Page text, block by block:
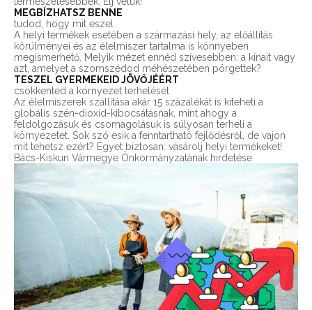
MEGBÍZHATSZ BENNE
tudod, hogy mit eszel
A helyi termékek esetében a származási hely, az előállítás
körülményei és az élelmiszer tartalma is könnyeben
megismerhető. Melyik mézet ennéd szívesebben: a kínait vagy
azt, amelyet a szomszédod méhészetében pörgettek?
TESZEL GYERMEKEID JÖVŐJÉÉRT
csökkented a környezet terhelését
Az élelmiszerek szállítása akár 15 százalékát is kiteheti a
globális szén-dioxid-kibocsátásnak, mint ahogy a
feldolgozásuk és csomagolásuk is súlyosan terheli a
környezetet. Sok szó esik a fenntartható fejlődésről, de vajon
mit tehetsz ezért? Egyet biztosan: vásárolj helyi termékeket!
Bács-Kiskun Vármegye Önkormányzatának hirdetése